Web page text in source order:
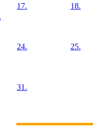
17. 18.
24. 25.
31.